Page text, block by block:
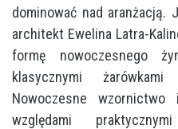
dominować nad aranżacją.
architekt Ewelina Latra-
formę nowoczesnego
klasycznymi
Nowoczesne wzornictwo
względami